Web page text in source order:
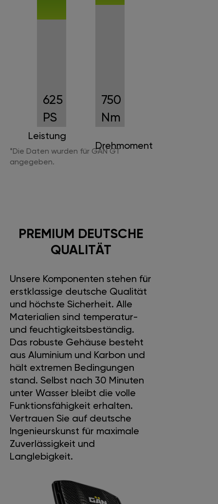
625
PS
Leistung
750
Nm
Drehmoment
*Die Daten wurden für GÄN GT
angegeben.
PREMIUM DEUTSCHE
QUALITÄT
Unsere Komponenten stehen für
erstklassige deutsche Qualität
und höchste Sicherheit. Alle
Materialien sind temperatur-
und feuchtigkeitsbeständig.
Das robuste Gehäuse besteht
aus Aluminium und Karbon und
hält extremen Bedingungen
stand. Selbst nach 30 Minuten
unter Wasser bleibt die volle
Funktionsfähigkeit erhalten.
Vertrauen Sie auf deutsche
Ingenieurskunst für maximale
Zuverlässigkeit und
Langlebigkeit.